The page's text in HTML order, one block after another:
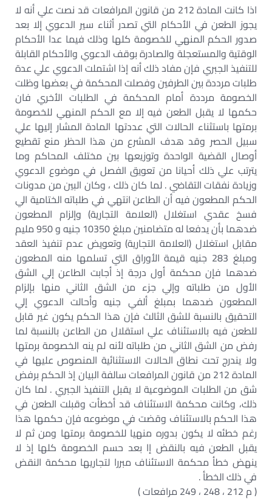
اذا كانت المادة 212 من قانون المرافعات قد نصت علي أنه لا
يجوز الطعن في الأحكام التي تصدر أثناء سير الدعوي إلا بعد
صدور الحكم المنهي للخصومة كلها وذلك فيما عدا الأحكام
الوقتية والمستعجلة والصادرة بوقف الدعوي والأحكام القابلة
للتنفيذ الجبري فإن مفاد ذلك أنه إذا اشتملت الدعوي علي عدة
طلبات مرددة بين الطرفين وفصلت المحكمة في بعضها وظلت
الخصومة مرددة أمام المحكمة في الطلبات الأخري فان
حكمها لا يقبل الطعن فيه إلا مع الحكم المنهي للخصومة
برمتها باستثناء الحالات التي عددتها المادة المشار إليها علي
سبيل الحصر وقد هدف المشرع من هذا الحظر منع تقطيع
أوصال القضية الواحدة وتوزيعها بين مختلف المحاكم وما
يترتب علي ذلك أحيانا من تعويق الفصل في موضوع الدعوي
وزيادة نفقات التقاضي . لما كان ذلك ، وكان البين من مدونات
الحكم المطعون فيه أن الطاعن انتهي في طلباته الختامية الي
فسخ عقدي استغلال (العلامة التجارية) وإلزام المطعون
ضدهما بأن يدفعا له متضامنين مبلغ 10350 جنيه و 950 مليم
مقابل استغلال (العلامة التجارية) وتعويض عدم تنفيذ العقد
ومبلغ 283 جنيه قيمة الأوراق التي تسلمها منه المطعون
ضدهما فإن محكمة أول درجة إذ أجابت الطاعن إلي الشق
الأول من طلباته وإلي جزء من الشق الثاني منها بإلزام
المطعون ضدهما بمبلغ ألفي جنيه وأحالت الدعوي إلي
التحقيق بالنسبة للشق الثالث فإن هذا الحكم يكون غير قابل
للطعن فيه بالاستئناف علي استقلال من الطاعن بالنسبة لما
رفض من الشق الثاني من طلباته لأنه لم ينه الخصومة برمتها
ولا يندرج تحت نطاق الحالات الاستثنائية المنصوص عليها في
المادة 212 من قانون المرافعات سالفة البيان إذ الحكم برفض
شق من الطلبات الموضوعية لا يقبل التنفيذ الجبري . لما كان
ذلك، وكانت محكمة الاستئناف قد أخطأت وقبلت الطعن في
هذا الحكم بالاستئناف وقضت في موضوعه فإن حكمها هذا
رغم خطئه لا يكون بدوره منهيا للخصومة برمتها ومن ثم لا
يقبل الطعن فيه بالنقض إا بعد حسم الخصومة كلها إذ لا
ينهض خطأ محكمة الاستئناف مبررا لتجاريها محكمة النقض
في ذلك الخطأ .
( م 212 ، 248 ، 249 مرافعات )